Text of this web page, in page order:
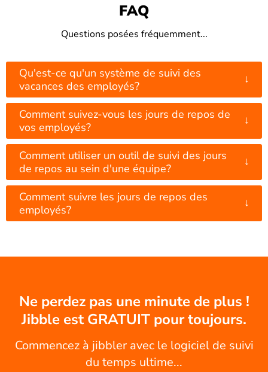
FAQ
Questions posées fréquemment...
Qu'est-ce qu'un système de suivi des
vacances des employés?
↓
Comment suivez-vous les jours de repos de
vos employés?
↓
Comment utiliser un outil de suivi des jours
de repos au sein d'une équipe?
↓
Comment suivre les jours de repos des
employés?
↓
Ne perdez pas une minute de plus !
Jibble est GRATUIT pour toujours.
Commencez à jibbler avec le logiciel de suivi
du temps ultime...